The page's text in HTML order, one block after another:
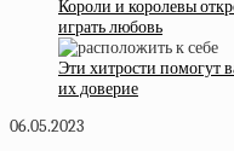
Короли и королевы
играть любовь
Эти хитрости помогут
их доверие
06.05.2023